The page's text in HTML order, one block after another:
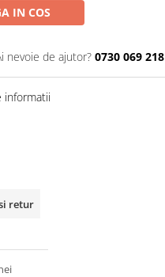
IN COS
nevoie de ajutor? 0730 069 218
informatii
retur